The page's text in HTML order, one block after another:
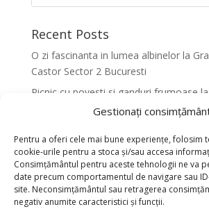
Gestionați
Pentru a oferi cele mai bune experiențe, folosim
cookie-urile pentru a stoca și/sau accesa
Consimțământul pentru aceste tehnologii ne va
date precum comportamentul de navigare sau
site. Neconsimțământul sau retragerea
negativ anumite caracteristici și funcții.
Recent Posts
O zi fascinanta in lumea albinelor la
Castor Sector 2 Bucuresti
Picnic cu povesti si ganduri frumoase
Castor Sector 2 Bucuresti
Bucuresti
Activitati senzoriale creative pentru
armonioasa a copiilor la Gradinita Don
Bucuresti